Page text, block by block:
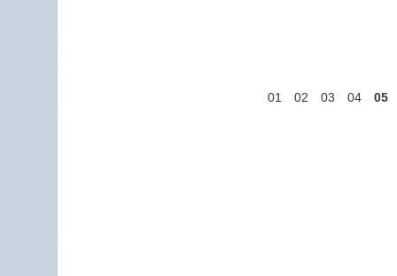
01 02 03 04 05